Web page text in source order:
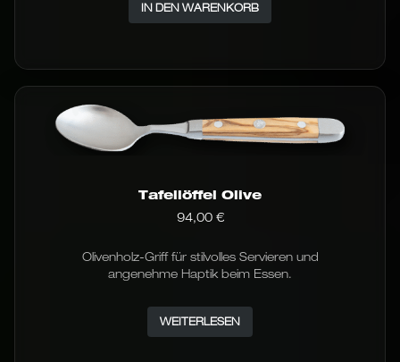
IN DEN WARENKORB
Tafellöffel Olive
94,00 €
Olivenholz-Griff für stilvolles Servieren und
angenehme Haptik beim Essen.
WEITERLESEN